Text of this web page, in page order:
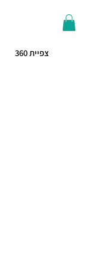
360 צפיית